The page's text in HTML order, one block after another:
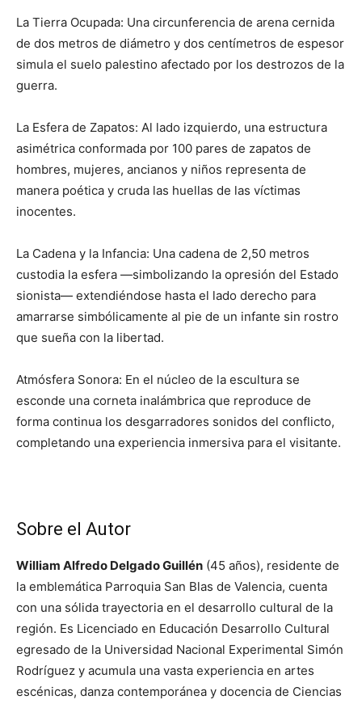
La Tierra Ocupada: Una circunferencia de arena cernida
de dos metros de diámetro y dos centímetros de espesor
simula el suelo palestino afectado por los destrozos de la
guerra.
La Esfera de Zapatos: Al lado izquierdo, una estructura
asimétrica conformada por 100 pares de zapatos de
hombres, mujeres, ancianos y niños representa de
manera poética y cruda las huellas de las víctimas
inocentes.
La Cadena y la Infancia: Una cadena de 2,50 metros
custodia la esfera —simbolizando la opresión del Estado
sionista— extendiéndose hasta el lado derecho para
amarrarse simbólicamente al pie de un infante sin rostro
que sueña con la libertad.
Atmósfera Sonora: En el núcleo de la escultura se
esconde una corneta inalámbrica que reproduce de
forma continua los desgarradores sonidos del conflicto,
completando una experiencia inmersiva para el visitante.
Sobre el Autor
William Alfredo Delgado Guillén (45 años), residente de
la emblemática Parroquia San Blas de Valencia, cuenta
con una sólida trayectoria en el desarrollo cultural de la
región. Es Licenciado en Educación Desarrollo Cultural
egresado de la Universidad Nacional Experimental Simón
Rodríguez y acumula una vasta experiencia en artes
escénicas, danza contemporánea y docencia de Ciencias